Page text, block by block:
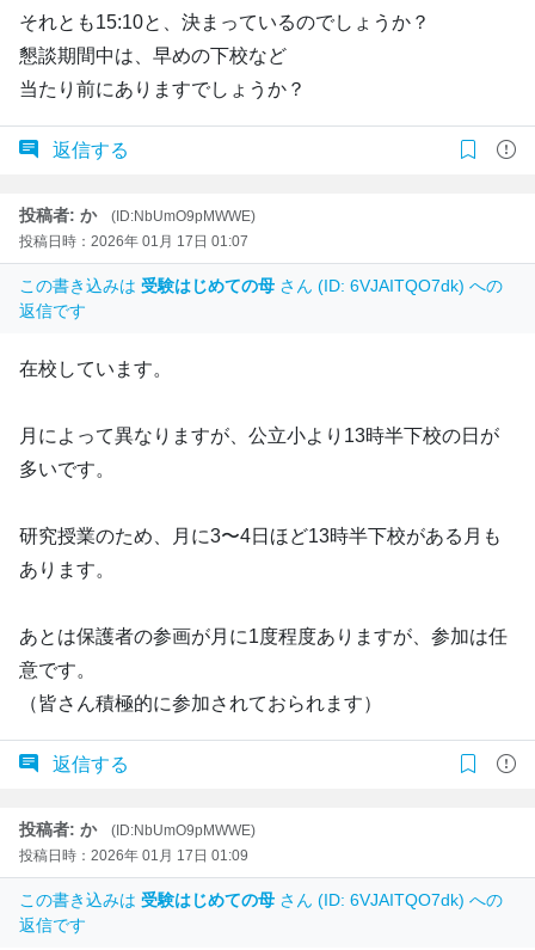
それとも15:10と、決まっているのでしょうか？
懇談期間中は、早めの下校など
当たり前にありますでしょうか？
返信する
投稿者: か
(ID:NbUmO9pMWWE)
投稿日時：2026年 01月 17日 01:07
この書き込みは 受験はじめての母 さん (ID: 6VJAITQO7dk) への
返信です
在校しています。
月によって異なりますが、公立小より13時半下校の日が
多いです。
研究授業のため、月に3〜4日ほど13時半下校がある月も
あります。
あとは保護者の参画が月に1度程度ありますが、参加は任
意です。
（皆さん積極的に参加されておられます）
返信する
投稿者: か
(ID:NbUmO9pMWWE)
投稿日時：2026年 01月 17日 01:09
この書き込みは 受験はじめての母 さん (ID: 6VJAITQO7dk) への
返信です